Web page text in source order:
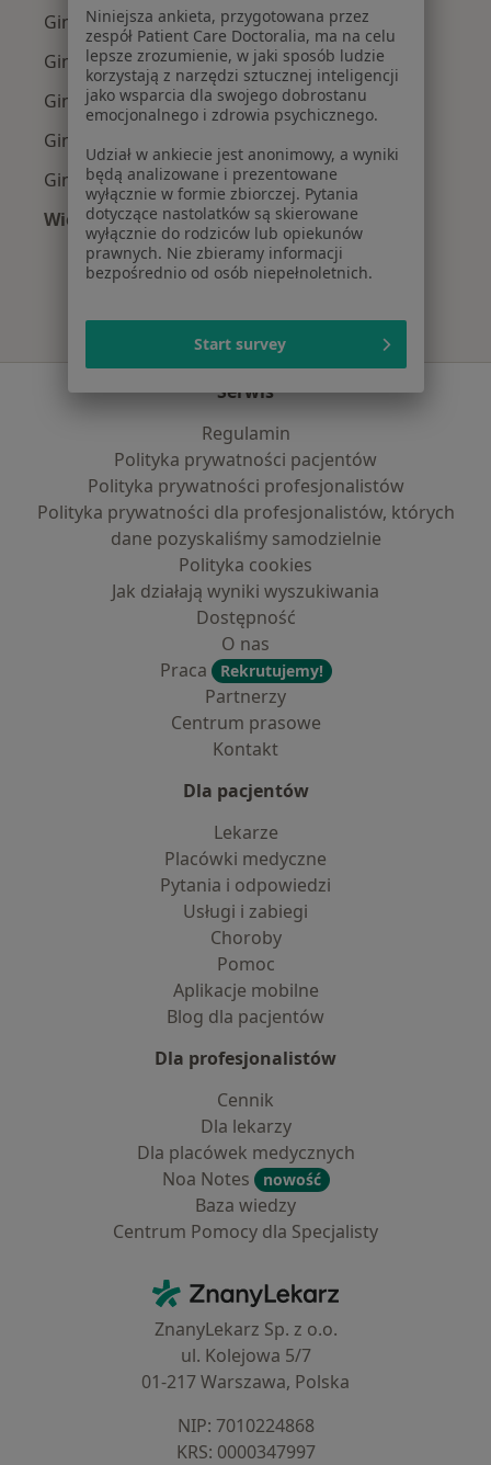
Ginekolodzy z Allianz w Bydgoszczy
Ginekolodzy z PZU Zdrowie w Bydgoszczy
Ginekolodzy z Compensa w Bydgoszczy
Ginekolodzy z POLMED w Bydgoszczy
Ginekolodzy z TU Zdrowie w Bydgoszczy
Więcej (4)
Więcej w kategorii: Najpopularniejsze
Serwis
Regulamin
Polityka prywatności pacjentów
Polityka prywatności profesjonalistów
Polityka prywatności dla profesjonalistów, których
dane pozyskaliśmy samodzielnie
Polityka cookies
Jak działają wyniki wyszukiwania
Dostępność
O nas
Praca
Rekrutujemy!
Partnerzy
Centrum prasowe
Kontakt
Dla pacjentów
Lekarze
Placówki medyczne
Pytania i odpowiedzi
Usługi i zabiegi
Choroby
Pomoc
Aplikacje mobilne
Blog dla pacjentów
Dla profesjonalistów
Cennik
Dla lekarzy
Dla placówek medycznych
Noa Notes
nowość
Baza wiedzy
Centrum Pomocy dla Specjalisty
ZnanyLekarz - Strona główna
ZnanyLekarz Sp. z o.o.
ul. Kolejowa 5/7
01-217 Warszawa, Polska
NIP: ⁠7010224868
KRS: ⁠0000347997
Niniejsza ankieta, przygotowana przez
zespół Patient Care Doctoralia, ma na celu
lepsze zrozumienie, w jaki sposób ludzie
korzystają z narzędzi sztucznej inteligencji
jako wsparcia dla swojego dobrostanu
emocjonalnego i zdrowia psychicznego.
Udział w ankiecie jest anonimowy, a wyniki
będą analizowane i prezentowane
wyłącznie w formie zbiorczej. Pytania
dotyczące nastolatków są skierowane
wyłącznie do rodziców lub opiekunów
prawnych. Nie zbieramy informacji
bezpośrednio od osób niepełnoletnich.
Start survey